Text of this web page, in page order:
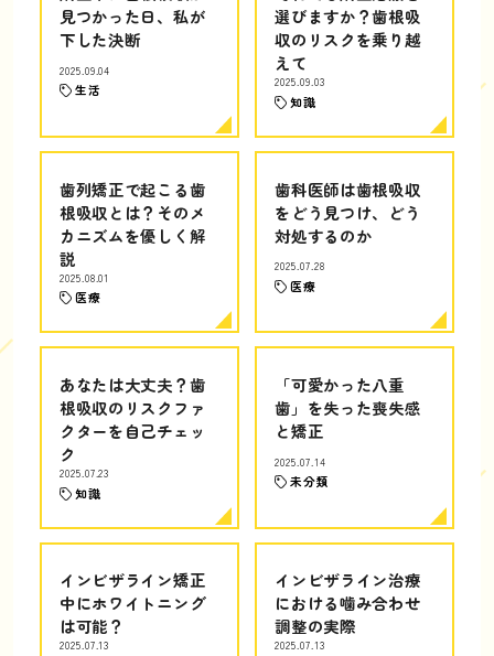
見つかった日、私が
下した決断
2025.09.04
生活
選びますか？歯根吸
収のリスクを乗り越
えて
2025.09.03
知識
歯列矯正で起こる歯
根吸収とは？そのメ
カニズムを優しく解
説
2025.08.01
医療
歯科医師は歯根吸収
をどう見つけ、どう
対処するのか
2025.07.28
医療
あなたは大丈夫？歯
根吸収のリスクファ
クターを自己チェッ
ク
2025.07.23
知識
「可愛かった八重
歯」を失った喪失感
と矯正
2025.07.14
未分類
インビザライン矯正
中にホワイトニング
は可能？
2025.07.13
インビザライン治療
における噛み合わせ
調整の実際
2025.07.13